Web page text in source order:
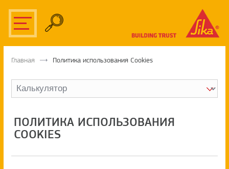
Главная Политика использования Cookies
ПОЛИТИКА ИСПОЛЬЗОВАНИЯ
COOKIES